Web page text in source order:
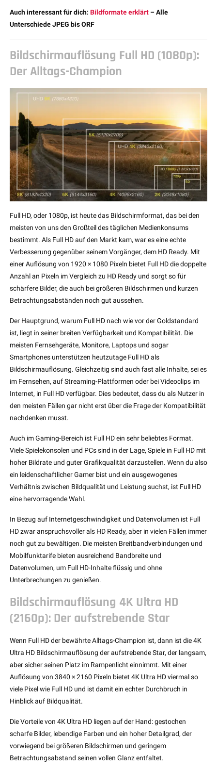
Auch interessant für dich: Bildformate erklärt – Alle
Unterschiede JPEG bis ORF
Bildschirmauflösung Full HD (1080p):
Der Alltags-Champion
Full HD, oder 1080p, ist heute das Bildschirmformat, das bei den
meisten von uns den Großteil des täglichen Medienkonsums
bestimmt. Als Full HD auf den Markt kam, war es eine echte
Verbesserung gegenüber seinem Vorgänger, dem HD Ready. Mit
einer Auflösung von 1920 × 1080 Pixeln bietet Full HD die doppelte
Anzahl an Pixeln im Vergleich zu HD Ready und sorgt so für
schärfere Bilder, die auch bei größeren Bildschirmen und kurzen
Betrachtungsabständen noch gut aussehen.
Der Hauptgrund, warum Full HD nach wie vor der Goldstandard
ist, liegt in seiner breiten Verfügbarkeit und Kompatibilität. Die
meisten Fernsehgeräte, Monitore, Laptops und sogar
Smartphones unterstützen heutzutage Full HD als
Bildschirmauflösung. Gleichzeitig sind auch fast alle Inhalte, sei es
im Fernsehen, auf Streaming-Plattformen oder bei Videoclips im
Internet, in Full HD verfügbar. Dies bedeutet, dass du als Nutzer in
den meisten Fällen gar nicht erst über die Frage der Kompatibilität
nachdenken musst.
Auch im Gaming-Bereich ist Full HD ein sehr beliebtes Format.
Viele Spielekonsolen und PCs sind in der Lage, Spiele in Full HD mit
hoher Bildrate und guter Grafikqualität darzustellen. Wenn du also
ein leidenschaftlicher Gamer bist und ein ausgewogenes
Verhältnis zwischen Bildqualität und Leistung suchst, ist Full HD
eine hervorragende Wahl.
In Bezug auf Internetgeschwindigkeit und Datenvolumen ist Full
HD zwar anspruchsvoller als HD Ready, aber in vielen Fällen immer
noch gut zu bewältigen. Die meisten Breitbandverbindungen und
Mobilfunktarife bieten ausreichend Bandbreite und
Datenvolumen, um Full HD-Inhalte flüssig und ohne
Unterbrechungen zu genießen.
Bildschirmauflösung 4K Ultra HD
(2160p): Der aufstrebende Star
Wenn Full HD der bewährte Alltags-Champion ist, dann ist die 4K
Ultra HD Bildschirmauflösung der aufstrebende Star, der langsam,
aber sicher seinen Platz im Rampenlicht einnimmt. Mit einer
Auflösung von 3840 × 2160 Pixeln bietet 4K Ultra HD viermal so
viele Pixel wie Full HD und ist damit ein echter Durchbruch in
Hinblick auf Bildqualität.
Die Vorteile von 4K Ultra HD liegen auf der Hand: gestochen
scharfe Bilder, lebendige Farben und ein hoher Detailgrad, der
vorwiegend bei größeren Bildschirmen und geringem
Betrachtungsabstand seinen vollen Glanz entfaltet.